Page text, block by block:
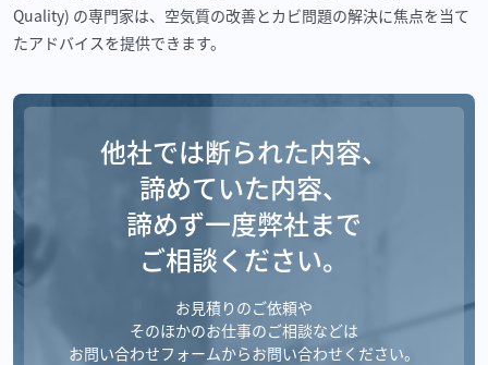
Quality) の専門家は、空気質の改善とカビ問題の解決に焦点を当て
たアドバイスを提供できます。
他社では断られた内容、
諦めていた内容、
諦めず一度弊社まで
ご相談ください。
お見積りのご依頼や
そのほかのお仕事のご相談などは
お問い合わせフォームからお問い合わせください。